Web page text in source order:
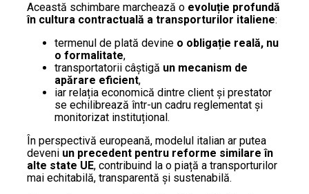
Această schimbare marchează o evoluție profundă
în cultura contractuală a transporturilor italiene:
termenul de plată devine o obligație reală, nu
o formalitate,
transportatorii câștigă un mecanism de
apărare eficient,
iar relația economică dintre client și prestator
se echilibrează într-un cadru reglementat și
monitorizat instituțional.
În perspectivă europeană, modelul italian ar putea
deveni un precedent pentru reforme similare în
alte state UE, contribuind la o piață a transporturilor
mai echitabilă, transparentă și sustenabilă.